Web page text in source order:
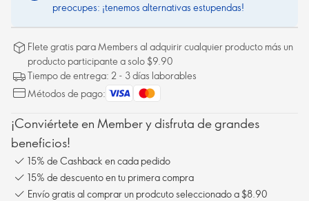
preocupes: ¡tenemos alternativas estupendas!
Flete gratis para Members al adquirir cualquier producto más un
producto participante a solo $9.90
Tiempo de entrega: 2 - 3 días laborables
Métodos de pago:
¡Conviértete en Member y disfruta de grandes
beneficios!
15% de Cashback en cada pedido
15% de descuento en tu primera compra
Envío gratis al comprar un prodcuto seleccionado a $8.90